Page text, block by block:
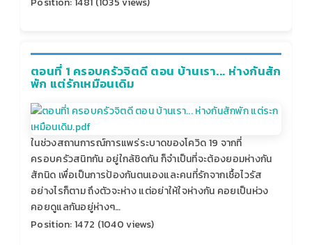
ตอนที่ 1 ครอบครัวจิตดี ตอน บ้านเรา... ห่างกันสัก
พัก แต่รักเหมือนเดิม
ในช่วงสถานการณ์การแพร่ระบาดของโควิด 19 จากที่
ครอบครัวสนิทกัน อยู่ใกล้ชิดกัน ก็จำเป็นที่จะต้องยอมห่างกัน
สักนิด เพื่อเป็นการป้องกันตนเองและคนที่รักจากเชื้อไวรัส
อย่างไรก็ตาม ถึงตัวจะห่าง แต่อย่าให้ใจห่างกัน คอยเป็นห่วง
คอยดูแลกันอยู่ห่างๆ…
Position:1472 (1040views)